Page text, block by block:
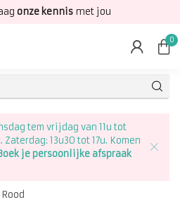
onze kennis met jou
0
tem vrijdag van 11u tot
Zaterdag: 13u30 tot 17u. Komen
je persoonlijke afspraak